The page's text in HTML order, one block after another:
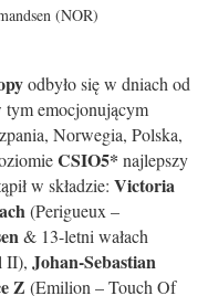
(NOR)
odbyło się w dniach od
tym emocjonującym
Norwegia, Polska,
CSIO5* najlepszy
w składzie: Victoria
(Perigueux –
& 13-letni wałach
II), Johan-Sebastian
Z (Emilion – Touch Of